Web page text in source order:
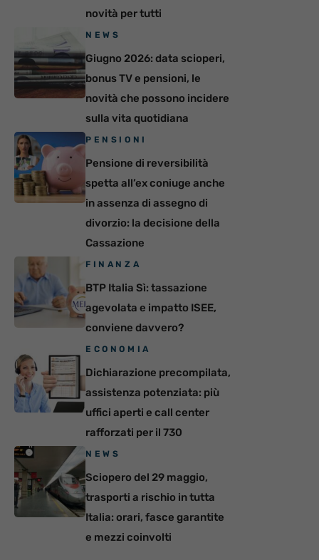
novità per tutti
NEWS
Giugno 2026: data scioperi,
bonus TV e pensioni, le
novità che possono incidere
sulla vita quotidiana
PENSIONI
Pensione di reversibilità
spetta all’ex coniuge anche
in assenza di assegno di
divorzio: la decisione della
Cassazione
FINANZA
BTP Italia Sì: tassazione
agevolata e impatto ISEE,
conviene davvero?
ECONOMIA
Dichiarazione precompilata,
assistenza potenziata: più
uffici aperti e call center
rafforzati per il 730
NEWS
Sciopero del 29 maggio,
trasporti a rischio in tutta
Italia: orari, fasce garantite
e mezzi coinvolti